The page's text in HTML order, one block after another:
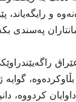
و رایگەیاند،
پەسندی
بڵاوکردەوە،
کردووە،